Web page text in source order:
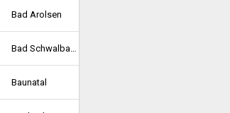
Bad Arolsen
Bad Schwalbach
Baunatal